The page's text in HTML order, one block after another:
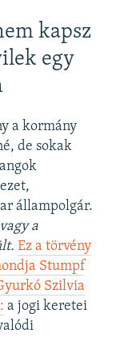
kapsz
egy
a kormány
de sokak
állampolgár.
a
Ez a törvény
Stumpf
Szilvia
a jogi keretei